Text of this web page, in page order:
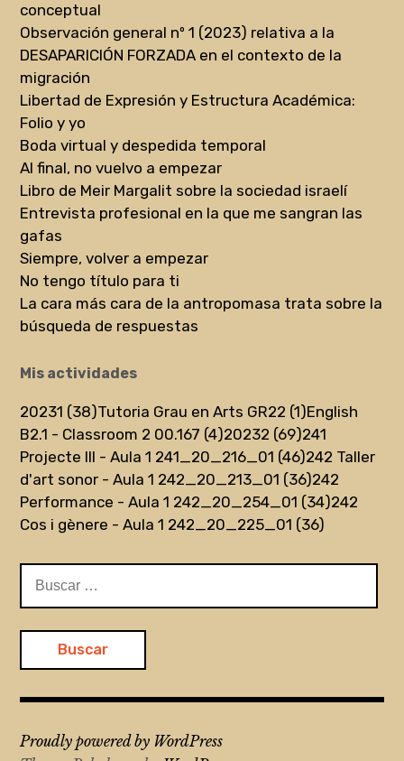
conceptual
Observación general nº 1 (2023) relativa a la
DESAPARICIÓN FORZADA en el contexto de la
migración
Libertad de Expresión y Estructura Académica:
Folio y yo
Boda virtual y despedida temporal
Al final, no vuelvo a empezar
Libro de Meir Margalit sobre la sociedad israelí
Entrevista profesional en la que me sangran las
gafas
Siempre, volver a empezar
No tengo título para ti
La cara más cara de la antropomasa trata sobre la
búsqueda de respuestas
Mis actividades
20231 (38)Tutoria Grau en Arts GR22 (1)English
B2.1 - Classroom 2 00.167 (4)20232 (69)241
Projecte III - Aula 1 241_20_216_01 (46)242 Taller
d'art sonor - Aula 1 242_20_213_01 (36)242
Performance - Aula 1 242_20_254_01 (34)242
Cos i gènere - Aula 1 242_20_225_01 (36)
Proudly powered by WordPress